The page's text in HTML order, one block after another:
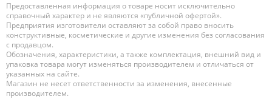
Предоставленная информация о товаре носит исключительно
справочный характер и не являются «публичной офертой».
Предприятия изготовители оставляют за собой право вносить
конструктивные, косметические и другие изменения без согласования
с продавцом.
Обозначения, характеристики, а также комплектация, внешний вид и
упаковка товара могут изменяться производителем и отличаться от
указанных на сайте.
Магазин не несет ответственности за изменения, внесенные
производителем.